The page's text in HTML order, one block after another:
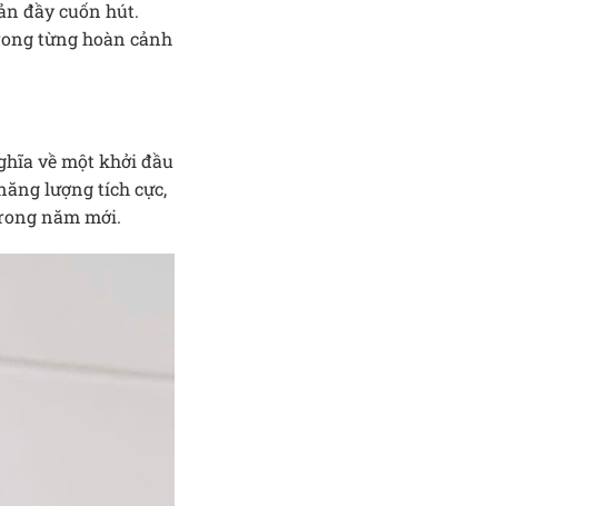
đầy cuốn hút.
từng hoàn cảnh
về một khởi đầu
lượng tích cực,
năm mới.